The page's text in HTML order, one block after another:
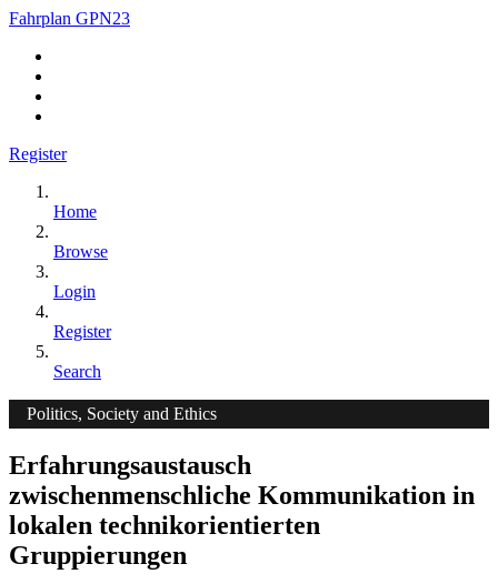
Fahrplan GPN23
Register
Home
Browse
Login
Register
Search
Politics, Society and Ethics
Erfahrungsaustausch
zwischenmenschliche Kommunikation in
lokalen technikorientierten
Gruppierungen